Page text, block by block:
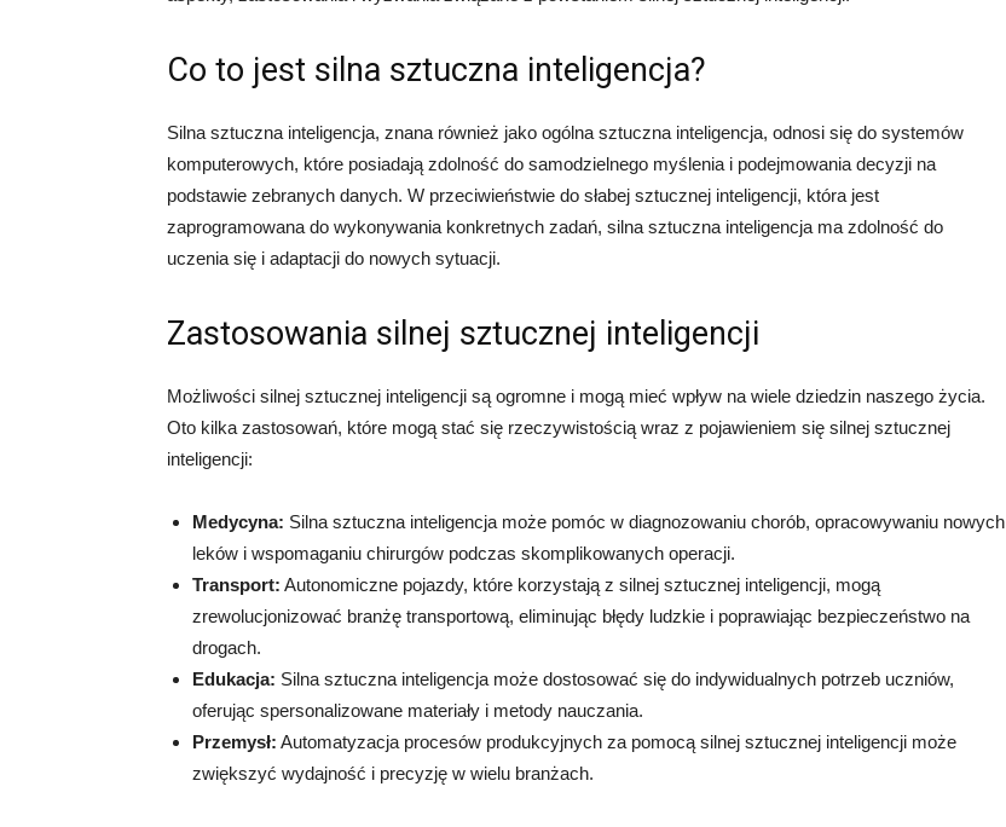
Co to jest silna sztuczna inteligencja?
Silna sztuczna inteligencja, znana również jako ogólna sztuczna inteligencja, odnosi się do systemów
komputerowych, które posiadają zdolność do samodzielnego myślenia i podejmowania decyzji na
podstawie zebranych danych. W przeciwieństwie do słabej sztucznej inteligencji, która jest
zaprogramowana do wykonywania konkretnych zadań, silna sztuczna inteligencja ma zdolność do
uczenia się i adaptacji do nowych sytuacji.
Zastosowania silnej sztucznej inteligencji
Możliwości silnej sztucznej inteligencji są ogromne i mogą mieć wpływ na wiele dziedzin naszego życia.
Oto kilka zastosowań, które mogą stać się rzeczywistością wraz z pojawieniem się silnej sztucznej
inteligencji:
Medycyna: Silna sztuczna inteligencja może pomóc w diagnozowaniu chorób, opracowywaniu nowych
leków i wspomaganiu chirurgów podczas skomplikowanych operacji.
Transport: Autonomiczne pojazdy, które korzystają z silnej sztucznej inteligencji, mogą
zrewolucjonizować branżę transportową, eliminując błędy ludzkie i poprawiając bezpieczeństwo na
drogach.
Edukacja: Silna sztuczna inteligencja może dostosować się do indywidualnych potrzeb uczniów,
oferując spersonalizowane materiały i metody nauczania.
Przemysł: Automatyzacja procesów produkcyjnych za pomocą silnej sztucznej inteligencji może
zwiększyć wydajność i precyzję w wielu branżach.